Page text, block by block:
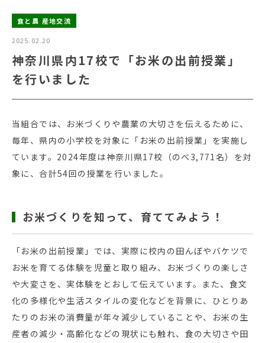
食と農 産地交流
2025.02.20
神奈川県内17校で「お米の出前授業」
を行いました
当組合では、お米づくりや農業の大切さを伝えるために、
毎年、県内の小学校を対象に「お米の出前授業」を実施し
ています。2024年度は神奈川県17校（のべ3,771名）を対
象に、合計54回の授業を行いました。
お米づくりを知って、育ててみよう！
「お米の出前授業」では、実際に校内の田んぼやバケツで
お米を育てる体験を児童と取り組み、お米づくりの楽しさ
や大変さを、実体験をとおして伝えています。また、食文
化の多様化や生活スタイルの変化などを背景に、ひとりあ
たりのお米の消費量が年々減少していることや、お米の生
産者の減少・高齢化などの現状にも触れ、食の大切さや田